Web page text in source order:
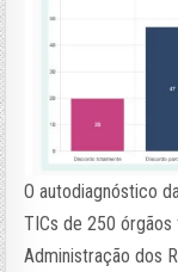
O autodiagnóstico
TICs de 250
Administração dos